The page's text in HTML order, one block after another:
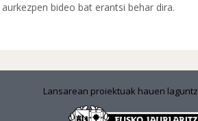
bideo bat erantsi behar dira.
Lansarean proiektuak hauen